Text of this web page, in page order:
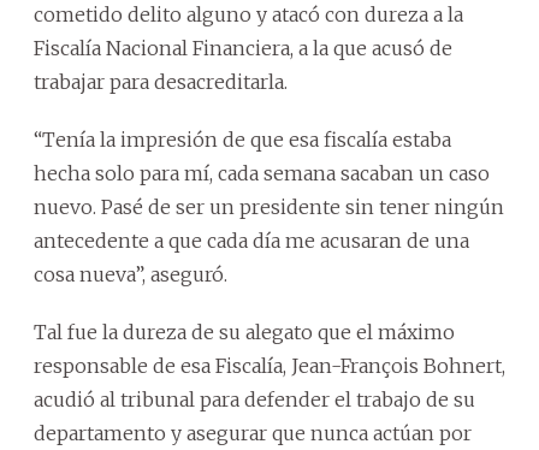
cometido delito alguno y atacó con dureza a la
Fiscalía Nacional Financiera, a la que acusó de
trabajar para desacreditarla.
“Tenía la impresión de que esa fiscalía estaba
hecha solo para mí, cada semana sacaban un caso
nuevo. Pasé de ser un presidente sin tener ningún
antecedente a que cada día me acusaran de una
cosa nueva”, aseguró.
Tal fue la dureza de su alegato que el máximo
responsable de esa Fiscalía, Jean-François Bohnert,
acudió al tribunal para defender el trabajo de su
departamento y asegurar que nunca actúan por